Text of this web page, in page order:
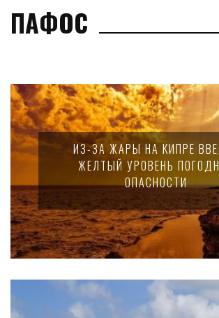
ПАФОС
ИЗ-ЗА ЖАРЫ НА КИПРЕ
ЖЕЛТЫЙ УРОВЕНЬ
ОПАСНОСТИ